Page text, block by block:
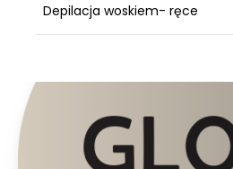
Depilacja woskiem- ręce